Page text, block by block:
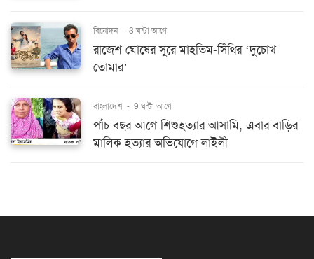
বিনোদন - 3 ঘন্টা আগে
রাজেশ ঘোষের সুরে মাহতিম-সিঁথির ‘দুচোখ
তোমার’
বাংলাদেশ - 9 ঘন্টা আগে
পাঁচ বছর আগে শিশুহত্যার আসামি, এবার বাড়ির
মালিক হত্যার অভিযোগে লাইলী